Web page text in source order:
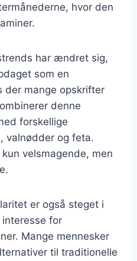
hvor den
har ændret sig,
som en
der mange opskrifter
denne
forskellige
valnødder og feta.
velsmagende, men
er også steget i
for
Mange mennesker
til traditionelle